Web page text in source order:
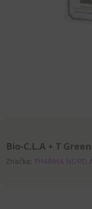
Bio-C.L.A + T
Značka: PHARMA NORD